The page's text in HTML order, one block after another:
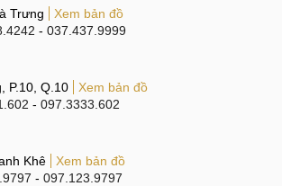
bị nứt, vỡ.
để chung điện thoại Xiaomi POCO F6
xách, cốp xe với nhiều những đồ vật sắc
có nhiều ma sát với nhau tạo nên
hay trầy xước nghiêm trọng cho kính
vệ sinh điện thoại Xiaomi POCO F6
rửa mạnh khiến cho kính lưng dần bị
Trưng
Xem bản đồ
- 037.437.9999
P.10, Q.10
Xem bản đồ
- 097.3333.602
Khê
Xem bản đồ
- 097.123.9797